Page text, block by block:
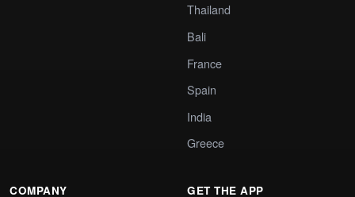
Thailand
Bali
France
Spain
India
Greece
COMPANY GET THE APP